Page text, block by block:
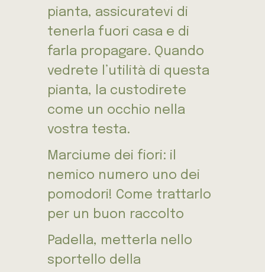
pianta, assicuratevi di
tenerla fuori casa e di
farla propagare. Quando
vedrete l’utilità di questa
pianta, la custodirete
come un occhio nella
vostra testa.
Marciume dei fiori: il
nemico numero uno dei
pomodori! Come trattarlo
per un buon raccolto
Padella, metterla nello
sportello della